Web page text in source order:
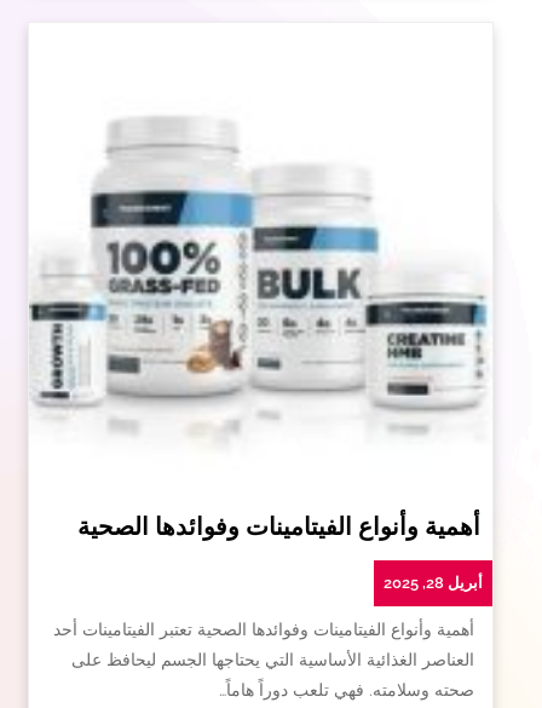
أهمية وأنواع الفيتامينات وفوائدها الصحية
أبريل 28, 2025
أهمية وأنواع الفيتامينات وفوائدها الصحية تعتبر الفيتامينات أحد
العناصر الغذائية الأساسية التي يحتاجها الجسم ليحافظ على
صحته وسلامته. فهي تلعب دوراً هاماً…